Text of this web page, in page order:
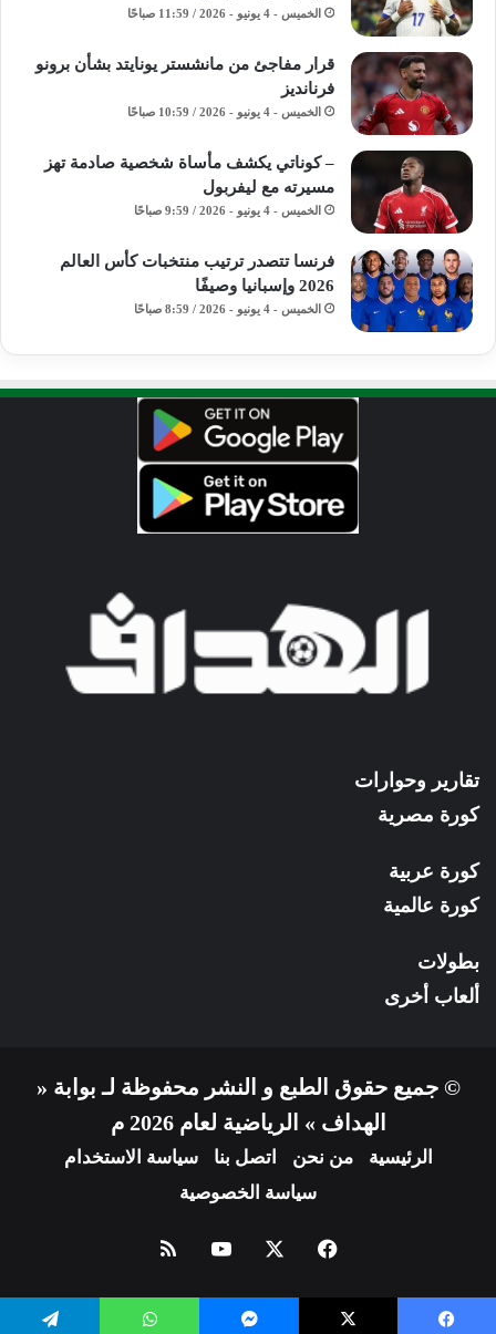
الخميس - 4 يونيو - 2026 / 11:59 صباحًا
قرار مفاجئ من مانشستر يونايتد بشأن برونو
فرنانديز
الخميس - 4 يونيو - 2026 / 10:59 صباحًا
– كوناتي يكشف مأساة شخصية صادمة تهز
مسيرته مع ليفربول
الخميس - 4 يونيو - 2026 / 9:59 صباحًا
فرنسا تتصدر ترتيب منتخبات كأس العالم
2026 وإسبانيا وصيفًا
الخميس - 4 يونيو - 2026 / 8:59 صباحًا
تقارير وحوارات
كورة مصرية
كورة عربية
كورة عالمية
بطولات
ألعاب أخرى
© جميع حقوق الطبع و النشر محفوظة لـ بوابة «
الهداف » الرياضية لعام 2026 م
الرئيسية من نحن اتصل بنا
سياسة الاستخدام
سياسة الخصوصية
فيسبوك يوتيوبملخص
الموقع